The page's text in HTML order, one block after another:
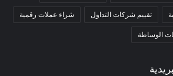
تقييم شركات التداول شراء عملات رقمية
الوساطة